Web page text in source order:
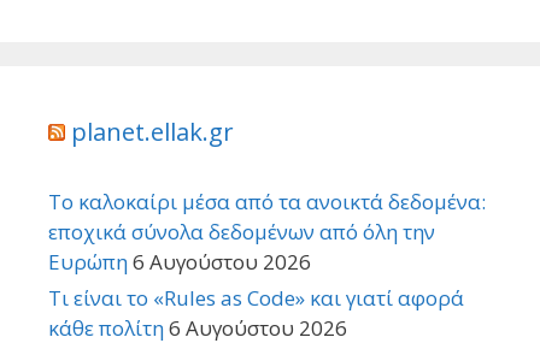
planet.ellak.gr
Το καλοκαίρι μέσα από τα ανοικτά δεδομένα:
εποχικά σύνολα δεδομένων από όλη την
Ευρώπη6 Αυγούστου 2026
Τι είναι το «Rules as Code» και γιατί αφορά
κάθε πολίτη6 Αυγούστου 2026